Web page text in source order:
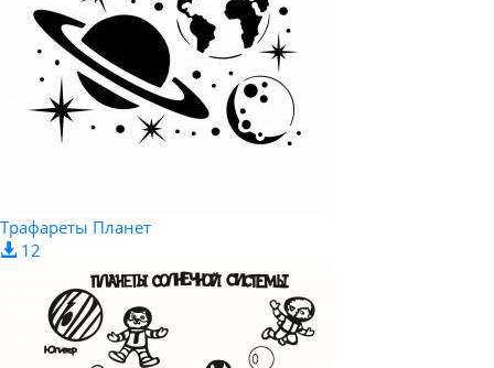
Трафареты Планет
12